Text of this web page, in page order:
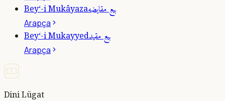
Bey‘-i Mukâyazaبيع مقايضه
Arapça
Bey‘-i Mukayyedبيع مقيد
Arapça
Dini Lügat